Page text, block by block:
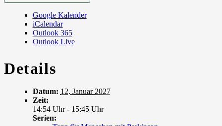
Google Kalender
iCalendar
Outlook 365
Outlook Live
Details
Datum: 12. Januar 2027
Zeit:
14:54 Uhr - 15:45 Uhr
Serien: